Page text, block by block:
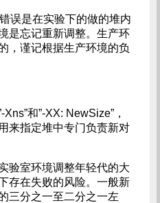
误是在实验下的做的堆内
是忘记重新调整。生产环
，谨记根据生产环境的负
和”-XX: NewSize”，
来指定堆中专门负责新对
验室环境调整年轻代的大
存在失败的风险。一般新
三分之一至二分之一左